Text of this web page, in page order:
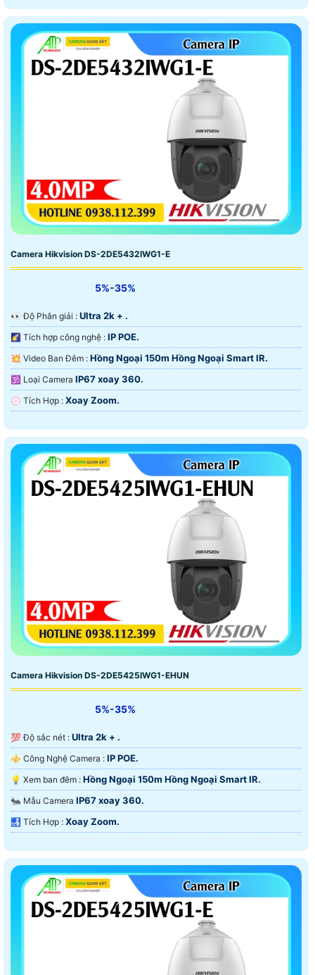
Camera Hikvision DS-2DE5432IWG1-E
5%-35%
️👀 Độ Phân giải : Ultra 2k + .
🌠 Tích hợp công nghệ : IP POE.
💥 Video Ban Đêm : Hồng Ngoại 150m Hồng Ngoại Smart IR.
🕉️ Loại Camera IP67 xoay 360.
️💮 Tích Hợp : Xoay Zoom.
Camera Hikvision DS-2DE5425IWG1-EHUN
5%-35%
💯 Độ sắc nét : Ultra 2k + .
⚜️ Công Nghệ Camera : IP POE.
💡 Xem ban đêm : Hồng Ngoại 150m Hồng Ngoại Smart IR.
🐜 Mẫu Camera IP67 xoay 360.
️🛃 Tích Hợp : Xoay Zoom.